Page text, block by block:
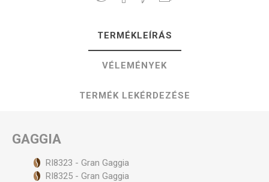
TERMÉKLEÍRÁS
VÉLEMÉNYEK
TERMÉK LEKÉRDEZÉSE
GAGGIA
RI8323 - Gran Gaggia
RI8325 - Gran Gaggia